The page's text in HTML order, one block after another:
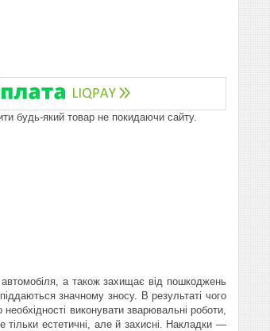
будь-який товар не покидаючи сайту.
а також захищає від пошкоджень
значному зносу. В результаті чого
виконувати зварювальні роботи,
естетичні, але й захисні. Накладки —